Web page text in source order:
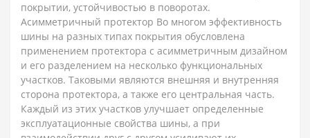
покрытии, устойчивостью в поворотах.
Асимметричный протектор Во многом эффективность
шины на разных типах покрытия обусловлена
применением протектора с асимметричным дизайном
и его разделением на несколько функциональных
участков. Таковыми являются внешняя и внутренняя
сторона протектора, а также его центральная часть.
Каждый из этих участков улучшает определенные
эксплуатационные свойства шины, а при